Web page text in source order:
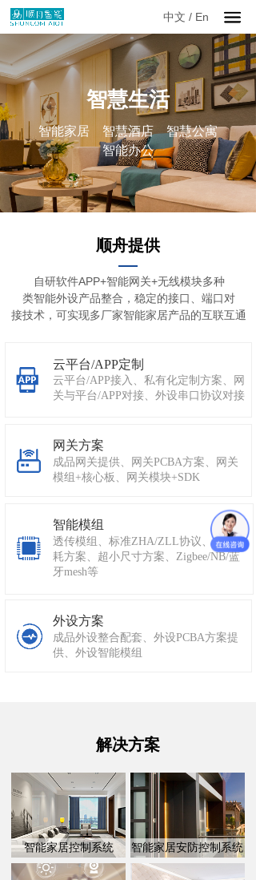
中文 / En
智慧生活
智能家居 智慧酒店 智慧公寓
智能办公
顺舟提供
自研软件APP+智能网关+无线模块多种
类智能外设产品整合，稳定的接口、端口对
接技术，可实现多厂家智能家居产品的互联互通
云平台/APP定制
云平台/APP接入、私有化定制方案、网
关与平台/APP对接、外设串口协议对接
网关方案
成品网关提供、网关PCBA方案、网关
模组+核心板、网关模块+SDK
智能模组
透传模组、标准ZHA/ZLL协议、超低功
耗方案、超小尺寸方案、Zigbee/NB/蓝
牙mesh等
成品外设整合配套、外设PCBA方案提
供、外设智能模组
外设方案
解决方案
智能家居控制系统 智能家居安防控制系统